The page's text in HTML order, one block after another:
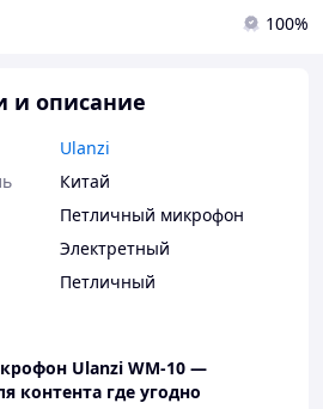
100%
и описание
Ulanzi
Китай
Петличный микрофон
Электретный
Петличный
Ulanzi WM-10 —
контента где угодно